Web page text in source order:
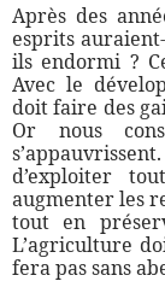
Après des
esprits
ils endormi ?
Avec le
doit faire des
Or nous
d’exploiter
augmenter les
tout en
L’agriculture
fera pas sans